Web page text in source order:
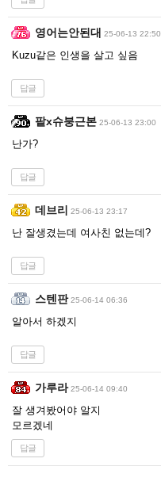
영어는안된대 25-06-13 22:50
Kuzu같은 인생을 살고 싶음
답글
팥x슈붕근본 25-06-13 23:00
난가?
답글
데브리 25-06-13 23:17
난 잘생겼는데 여사친 없는데?
답글
스텐판 25-06-14 06:36
알아서 하겠지
답글
가루라 25-06-14 09:40
잘 생겨봤어야 알지
모르겠네
답글